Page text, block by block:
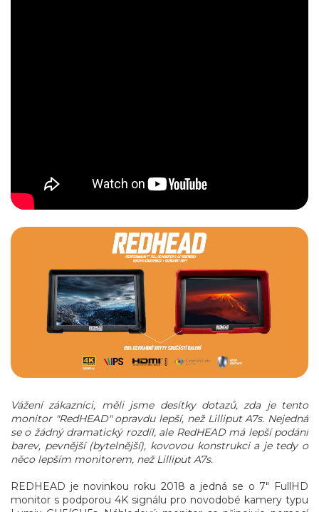
Vážení zákazníci, měli jsme desítky dotazů, zda je tento
monitor "RedHEAD" opravdu lepší, než Lilliput A7s. Nejedná
se o žádný dramatický rozdíl, ale RedHEAD má lepší podání
barev, pevnější (bytelnější), kovovou konstrukci a je tedy o
něco lepším monitorem, než Lilliput A7s.
REDHEAD je novinkou roku 2018 a jedná se o 7" FullHD
monitor s podporou 4K signálu pro novodobé kamery typu